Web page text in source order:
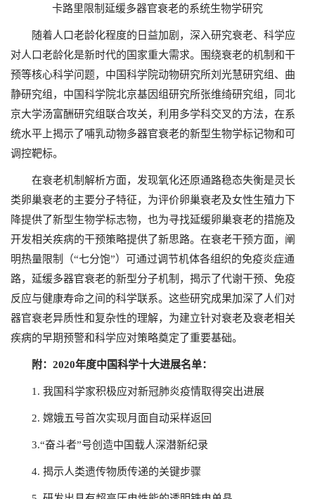
卡路里限制延缓多器官衰老的系统生物学研究
随着人口老龄化程度的日益加剧，深入研究衰老、科学应
对人口老龄化是新时代的国家重大需求。围绕衰老的机制和干
预等核心科学问题，中国科学院动物研究所刘光慧研究组、曲
静研究组，中国科学院北京基因组研究所张维绮研究组，同北
京大学汤富酬研究组联合攻关，利用多学科交叉的方法，在系
统水平上揭示了哺乳动物多器官衰老的新型生物学标记物和可
调控靶标。
在衰老机制解析方面，发现氧化还原通路稳态失衡是灵长
类卵巢衰老的主要分子特征，为评价卵巢衰老及女性生殖力下
降提供了新型生物学标志物，也为寻找延缓卵巢衰老的措施及
开发相关疾病的干预策略提供了新思路。在衰老干预方面，阐
明热量限制（“七分饱”）可通过调节机体各组织的免疫炎症通
路，延缓多器官衰老的新型分子机制，揭示了代谢干预、免疫
反应与健康寿命之间的科学联系。这些研究成果加深了人们对
器官衰老异质性和复杂性的理解，为建立针对衰老及衰老相关
疾病的早期预警和科学应对策略奠定了重要基础。
附： 2020年度中国科学十大进展名单：
1. 我国科学家积极应对新冠肺炎疫情取得突出进展
2. 嫦娥五号首次实现月面自动采样返回
3.“奋斗者”号创造中国载人深潜新纪录
4. 揭示人类遗传物质传递的关键步骤